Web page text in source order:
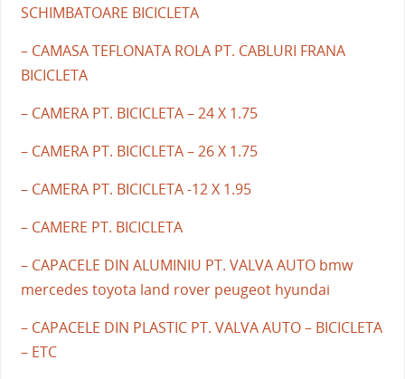
SCHIMBATOARE BICICLETA
– CAMASA TEFLONATA ROLA PT. CABLURI FRANA
BICICLETA
– CAMERA PT. BICICLETA – 24 X 1.75
– CAMERA PT. BICICLETA – 26 X 1.75
– CAMERA PT. BICICLETA -12 X 1.95
– CAMERE PT. BICICLETA
– CAPACELE DIN ALUMINIU PT. VALVA AUTO bmw
mercedes toyota land rover peugeot hyundai
– CAPACELE DIN PLASTIC PT. VALVA AUTO – BICICLETA
– ETC